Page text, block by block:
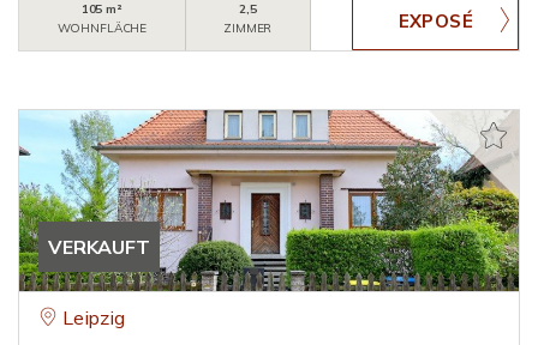
105 m²
WOHNFLÄCHE
2,5
ZIMMER
VERKAUFT
Leipzig